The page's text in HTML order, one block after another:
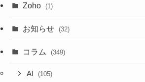
Zoho (1)
お知らせ (32)
コラム (349)
AI (105)